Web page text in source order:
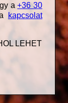
a+36 30
kapcsolat
LEHET